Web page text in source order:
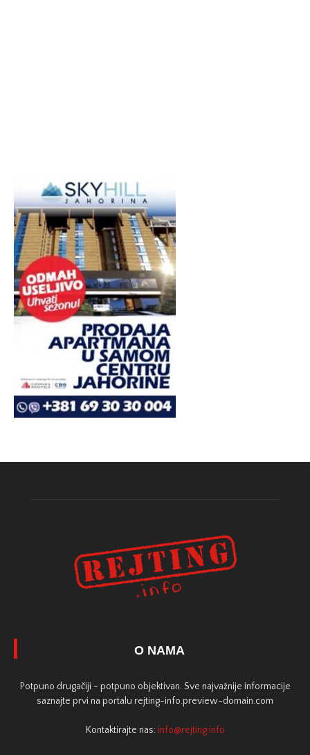
O NAMA
Potpuno drugačiji - potpuno objektivan. Sve najvažnije informacije
saznajte prvi na portalu rejting-info.preview-domain.com
Kontaktirajte nas: info@rejting.info